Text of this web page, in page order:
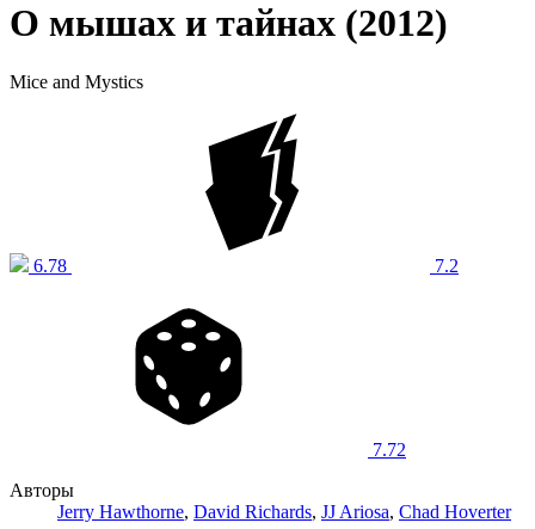
О мышах и тайнах (2012)
Mice and Mystics
6.78 7.2
7.72
Авторы
Jerry Hawthorne, David Richards, JJ Ariosa, Chad Hoverter